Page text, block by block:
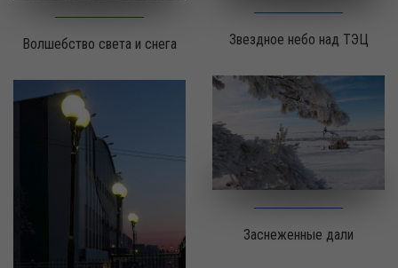
Волшебство света и снега Звездное небо над ТЭЦ
Заснеженные дали